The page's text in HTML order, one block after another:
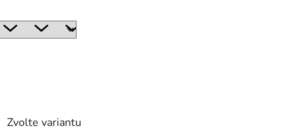
Zvolte variantu